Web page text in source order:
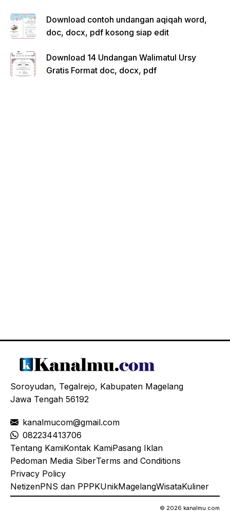
Download contoh undangan aqiqah word,
doc, docx, pdf kosong siap edit
Download 14 Undangan Walimatul Ursy
Gratis Format doc, docx, pdf
Soroyudan, Tegalrejo, Kabupaten Magelang
Jawa Tengah 56192
kanalmucom@gmail.com
082234413706
Tentang KamiKontak KamiPasang Iklan
Pedoman Media SiberTerms and Conditions
Privacy Policy
NetizenPNS dan PPPKUnikMagelangWisataKuliner
© 2026 kanalmu.com